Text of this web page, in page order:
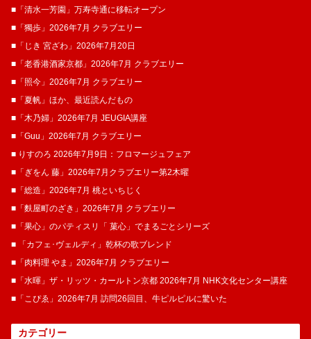
■「清水一芳園」万寿寺通に移転オープン
■「獨歩」2026年7月 クラブエリー
■「じき 宮ざわ」2026年7月20日
■「老香港酒家京都」2026年7月 クラブエリー
■「照今」2026年7月 クラブエリー
■「夏帆」ほか、最近読んだもの
■「木乃婦」2026年7月 JEUGIA講座
■「Guu」2026年7月 クラブエリー
■ りすのろ 2026年7月9日：フロマージュフェア
■「ぎをん 藤」2026年7月クラブエリー第2木曜
■「総造」2026年7月 桃といちじく
■「麩屋町のざき」2026年7月 クラブエリー
■「果心」のパティスリ「 菓​心」でまるごとシリーズ
■ 「カフェ･ヴェルディ」乾杯の歌ブレンド
■「肉料理 やま」2026年7月 クラブエリー
■「水暉」ザ・リッツ・カールトン京都 2026年7月 NHK文化センター講座
■「こぴゑ」2026年7月 訪問26回目、牛ピルピルに驚いた
カテゴリー